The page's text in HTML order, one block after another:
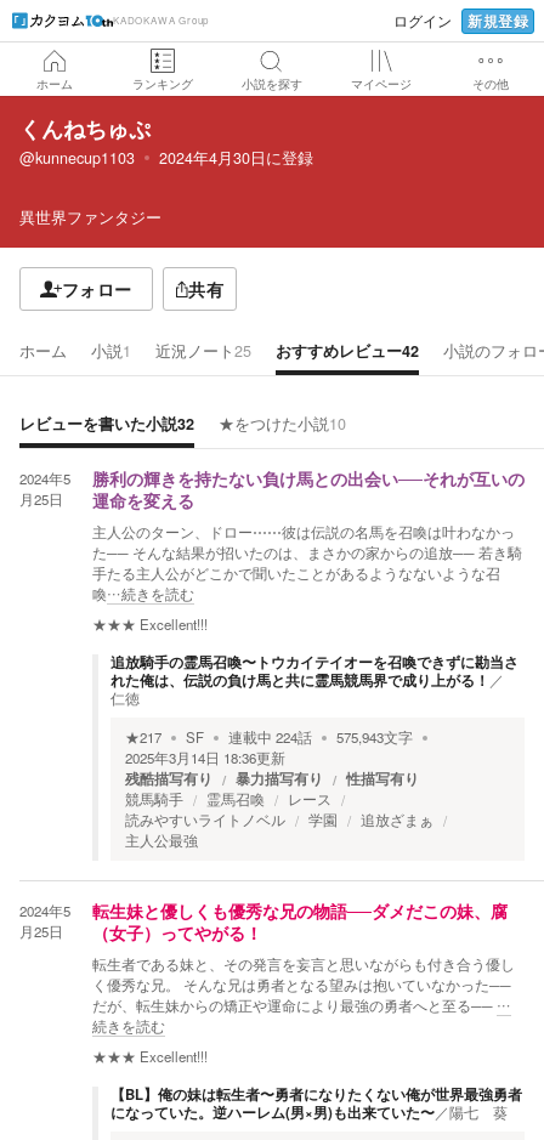
KADOKAWA Group ログイン 新規登録
ホーム ランキング 小説を探す マイページ その他
くんねちゅぷ
@kunnecup1103 2024年4月30日に登録
異世界ファンタジー
フォロー 共有
ホーム 小説1 近況ノート25 おすすめレビュー42 小説のフォロ
レビューを書いた小説32 ★をつけた小説10
2024年5
月25日
勝利の輝きを持たない負け馬との出会い──それが互いの
運命を変える
主人公のターン、ドロー⋯⋯彼は伝説の名馬を召喚は叶わなかっ
た── そんな結果が招いたのは、まさかの家からの追放── 若き騎
手たる主人公がどこかで聞いたことがあるようなないような召
喚…続きを読む
★★★ Excellent!!!
追放騎手の霊馬召喚〜トウカイテイオーを召喚できずに勘当さ
れた俺は、伝説の負け馬と共に霊馬競馬界で成り上がる！ ／
仁徳
★217 SF 連載中 224話 575,943文字
2025年3月14日 18:36更新
残酷描写有り 暴力描写有り 性描写有り
競馬騎手 霊馬召喚
レース
読みやすいライトノベル
学園
追放ざまぁ
主人公最強
2024年5
月25日
転生妹と優しくも優秀な兄の物語──ダメだこの妹、腐
（女子）ってやがる！
転生者である妹と、その発言を妄言と思いながらも付き合う優し
く優秀な兄。 そんな兄は勇者となる望みは抱いていなかった──
だが、転生妹からの矯正や運命により最強の勇者へと至る── …
続きを読む
★★★ Excellent!!!
【BL】俺の妹は転生者〜勇者になりたくない俺が世界最強勇者
になっていた。逆ハーレム(男×男)も出来ていた〜／陽七 葵